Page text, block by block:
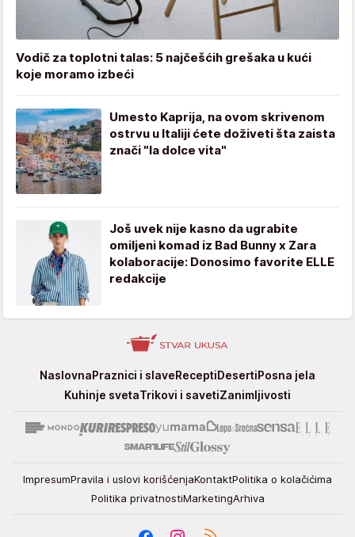
Vodič za toplotni talas: 5 najčešćih grešaka u kući
koje moramo izbeći
Umesto Kaprija, na ovom skrivenom
ostrvu u Italiji ćete doživeti šta zaista
znači "la dolce vita"
Još uvek nije kasno da ugrabite
omiljeni komad iz Bad Bunny x Zara
kolaboracije: Donosimo favorite ELLE
redakcije
StvarNaslovnaPraznici i slaveReceptiDesertiPosna jela
Kuhinje svetaTrikovi i savetiZanimljivosti
ImpresumPravila i uslovi korišćenjaKontaktPolitika o kolačićima
Politika privatnostiMarketingArhiva